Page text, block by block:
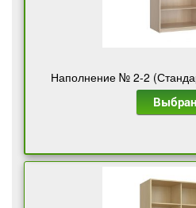
Наполнение № 2-2